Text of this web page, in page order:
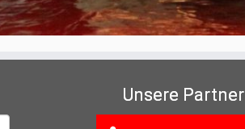
Unsere Partner